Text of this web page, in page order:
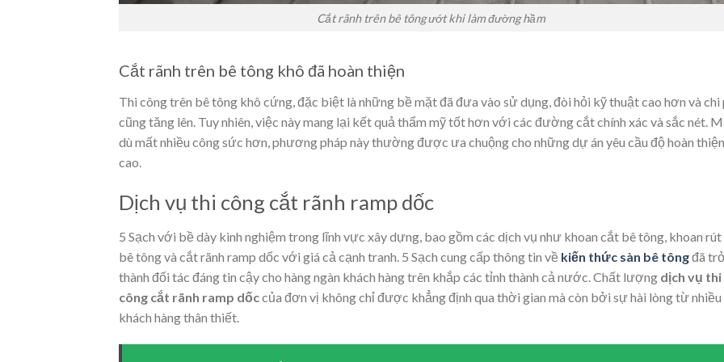
Cắt rãnh trên bê tông ướt khi làm đường hầm
Cắt rãnh trên bê tông khô đã hoàn thiện
Thi công trên bê tông khô cứng, đặc biệt là những bề mặt đã đưa vào sử dụng, đòi hỏi kỹ thuật cao hơn và chi
cũng tăng lên. Tuy nhiên, việc này mang lại kết quả thẩm mỹ tốt hơn với các đường cắt chính xác và sắc nét.
dù mất nhiều công sức hơn, phương pháp này thường được ưa chuộng cho những dự án yêu cầu độ hoàn thiện
cao.
Dịch vụ thi công cắt rãnh ramp dốc
5 Sạch với bề dày kinh nghiệm trong lĩnh vực xây dựng, bao gồm các dịch vụ như khoan cắt bê tông, khoan rút
bê tông và cắt rãnh ramp dốc với giá cả cạnh tranh. 5 Sạch cung cấp thông tin về kiến thức sàn bê tôngđã
thành đối tác đáng tin cậy cho hàng ngàn khách hàng trên khắp các tỉnh thành cả nước. Chất lượng dịch vụ thi
công cắt rãnh ramp dốccủa đơn vị không chỉ được khẳng định qua thời gian mà còn bởi sự hài lòng từ nhiều
khách hàng thân thiết.